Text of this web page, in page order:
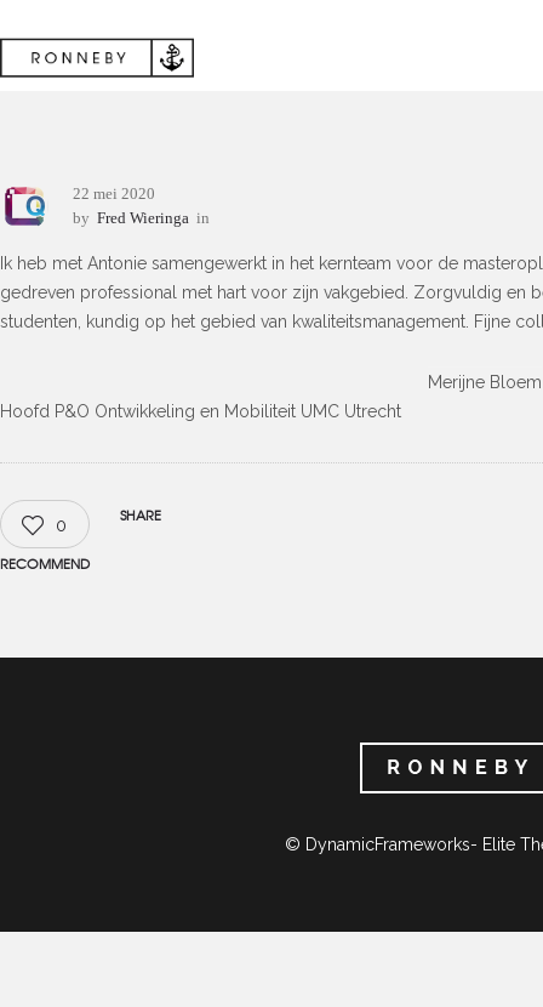
22 mei 2020
by Fred Wieringa in
Ik heb met Antonie samengewerkt in het kernteam voor de
gedreven professional met hart voor zijn vakgebied. Zorgvuldig en
studenten, kundig op het gebied van kwaliteitsmanagement. Fijne
Merijne Bloem
Hoofd P&O Ontwikkeling en Mobiliteit UMC Utrecht
0
RECOMMEND
SHARE
© DynamicFrameworks- Elite